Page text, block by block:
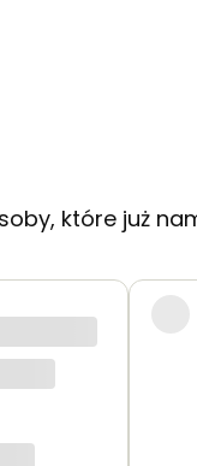
które już
i było